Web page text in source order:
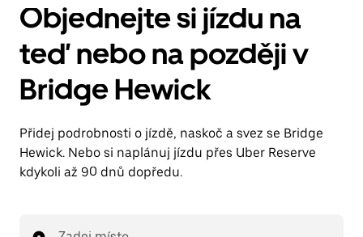
Objednejte si jízdu na
teď nebo na později v
Bridge Hewick
Přidej podrobnosti o jízdě, naskoč a svez se Bridge
Hewick. Nebo si naplánuj jízdu přes Uber Reserve
kdykoli až 90 dnů dopředu.